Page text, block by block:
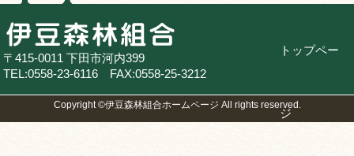
〒415-0011 下田市河内399
TEL:0558-23-6116 FAX:0558-25-3212
トップペー
ジ
Copyright ©伊豆森林組合ホームページ All rights reserved.